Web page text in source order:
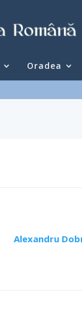
Oradea
Alexandru